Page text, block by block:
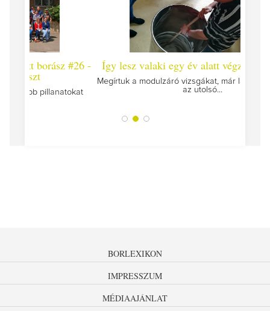
Így lesz valaki egy év alatt végzett borász #25
Megírtuk a modulzáró vizsgákat, már lázasan készülünk
BORLEXIKON
IMPRESSZUM
MÉDIAAJÁNLAT